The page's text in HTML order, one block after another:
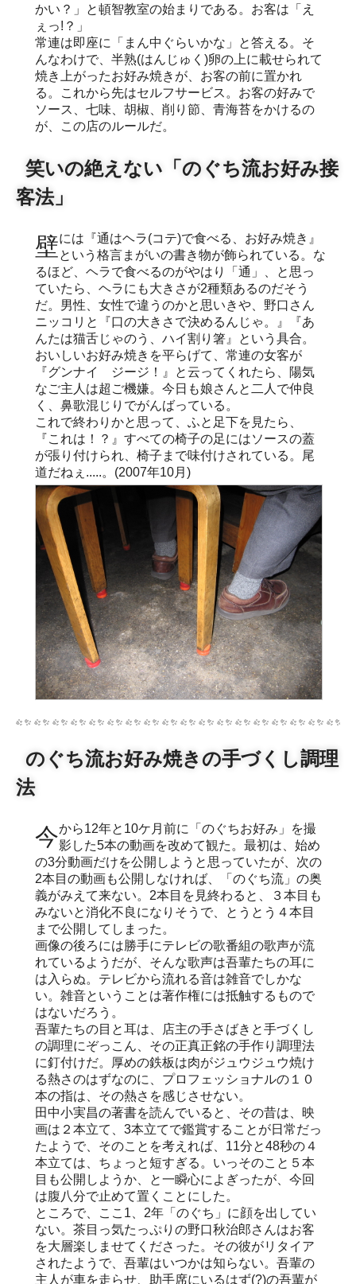
かい？」と頓智教室の始まりである。お客は「え
ぇっ!？」
常連は即座に「まん中ぐらいかな」と答える。そ
んなわけで、半熟(はんじゅく)卵の上に載せられて
焼き上がったお好み焼きが、お客の前に置かれ
る。これから先はセルフサービス。お客の好みで
ソース、七味、胡椒、削り節、青海苔をかけるの
が、この店のルールだ。
笑いの絶えない「のぐち流お好み接
客法」
壁には『通はヘラ(コテ)で食べる、お好み焼き』という格言まがいの書き物が飾られている。な
るほど、ヘラで食べるのがやはり「通」、と思っ
ていたら、ヘラにも大きさが2種類あるのだそう
だ。男性、女性で違うのかと思いきや、野口さん
ニッコリと『口の大きさで決めるんじゃ。』『あ
んたは猫舌じゃのう、ハイ割り箸』という具合。
おいしいお好み焼きを平らげて、常連の女客が
『グンナイ ジージ！』と云ってくれたら、陽気
なご主人は超ご機嫌。今日も娘さんと二人で仲良
く、鼻歌混じりでがんばっている。
これで終わりかと思って、ふと足下を見たら、
『これは！？』すべての椅子の足にはソースの蓋
が張り付けられ、椅子まで味付けされている。尾
道だねぇ.....。(2007年10月)
のぐち流お好み焼きの手づくし調理
法
今から12年と10ケ月前に「のぐちお好み」を撮影した5本の動画を改めて観た。最初は、始め
の3分動画だけを公開しようと思っていたが、次の
2本目の動画も公開しなければ、「のぐち流」の奥
義がみえて来ない。2本目を見終わると、３本目も
みないと消化不良になりそうで、とうとう４本目
まで公開してしまった。
画像の後ろには勝手にテレビの歌番組の歌声が流
れているようだが、そんな歌声は吾輩たちの耳に
は入らぬ。テレビから流れる音は雑音でしかな
い。雑音ということは著作権には抵触するもので
はないだろう。
吾輩たちの目と耳は、店主の手さばきと手づくし
の調理にぞっこん、その正真正銘の手作り調理法
に釘付けだ。厚めの鉄板は肉がジュウジュウ焼け
る熱さのはずなのに、プロフェッショナルの１０
本の指は、その熱さを感じさせない。
田中小実昌の著書を読んでいると、その昔は、映
画は２本立て、3本立てで鑑賞することが日常だっ
たようで、そのことを考えれば、11分と48秒の４
本立ては、ちょっと短すぎる。いっそのこと５本
目も公開しようか、と一瞬心によぎったが、今回
は腹八分で止めて置くことにした。
ところで、ここ1、2年「のぐち」に顔を出してい
ない。茶目っ気たっぷりの野口秋治郎さんはお客
を大層楽しませてくださった。その彼がリタイア
されたようで、吾輩はいつかは知らない。吾輩の
主人が車を走らせ、助手席にいるはず(?)の吾輩が